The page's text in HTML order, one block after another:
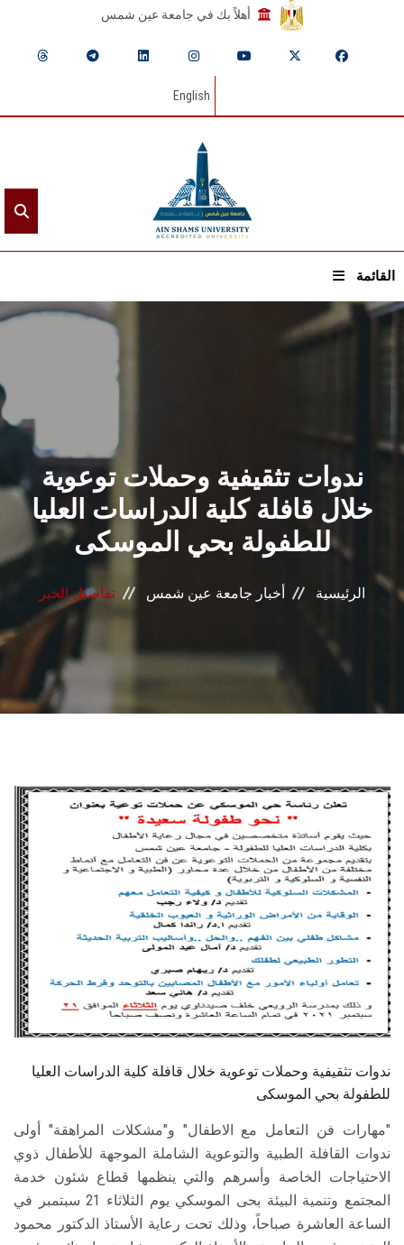
أهلاً بك في جامعة عين شمس
English
القائمة
الرئيسيـة
القطاعـات
الشئون الأكاديمية
البحث العلمي
المراكز والوحدات
الأنظمة الذكية
الطلاب
هيئة التدريس
الدراسات العليا
الخريجين
الموظفون
الزائـرون
سجل الان
ندوات تثقيفية وحملات توعوية
خلال قافلة كلية الدراسات العليا
للطفولة بحي الموسكى
الرئيسية أخبار جامعة عين شمس تفاصيل الخبر
ندوات تثقيفية وحملات توعوية خلال قافلة كلية الدراسات العليا
للطفولة بحي الموسكى
"مهارات فن التعامل مع الاطفال" و"مشكلات المراهقة" أولى
ندوات القافلة الطبية والتوعوية الشاملة الموجهة للأطفال ذوي
الاحتياجات الخاصة وأسرهم والتي ينظمها قطاع شئون خدمة
المجتمع وتنمية البيئة بحى الموسكي يوم الثلاثاء 21 سبتمبر في
الساعة العاشرة صباحاً، وذلك تحت رعاية الأستاذ الدكتور محمود